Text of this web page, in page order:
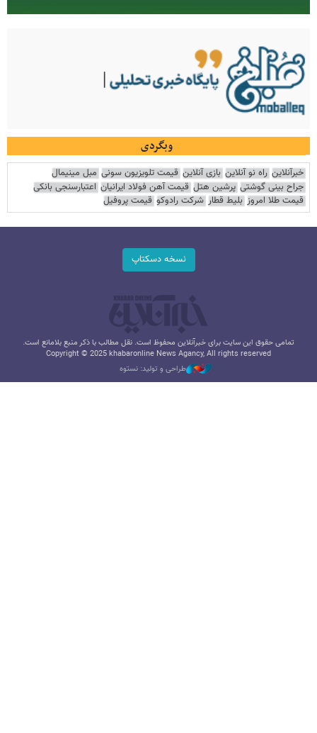
وبگردی
خبرآنلاین راه نو آنلاین بازی آنلاین قیمت تلویزیون سونی مبل مینیمال
جراح بینی گوشتی پرشین هتل قیمت آهن فولاد ایرانیان اعتبارسنجی بانکی
قیمت طلا امروز بلیط قطار شرکت رادوکو قیمت پروفیل
نسخه دسکتاپ
تمامی حقوق این سایت برای خبرآنلاین محفوظ است. نقل مطالب با ذکر منبع بلامانع است.
Copyright © 2025 khabaronline News Agancy, All rights reserved
طراحی و تولید: نستوه